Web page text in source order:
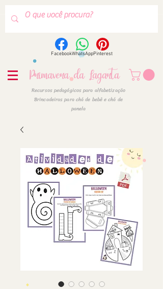
FacebookWhatsAppPinterest
Primavera da Lagarta
Recursos pedagógicos para alfabetização
Brincadeiras para chá de bebê e chá de
panela